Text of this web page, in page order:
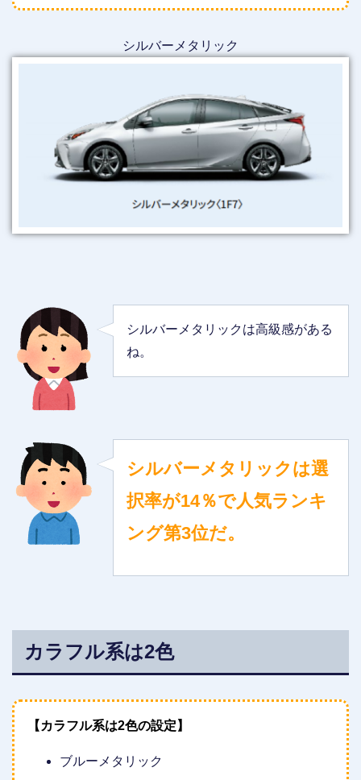
シルバーメタリック
シルバーメタリックは高級感がある
ね。
シルバーメタリックは選
択率が14％で人気ランキ
ング第3位だ。
カラフル系は2色
【カラフル系は2色の設定】
ブルーメタリック